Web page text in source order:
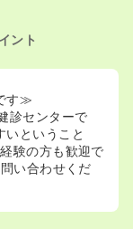
ント
す≫
診センターで
いということ
験の方も歓迎で
い合わせくだ